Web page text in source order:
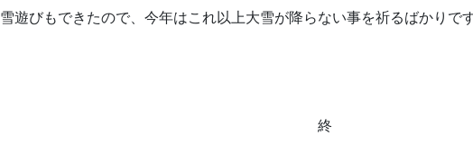
雪遊びもできたので、今年はこれ以上大雪が降らない事を祈るばかりで
終